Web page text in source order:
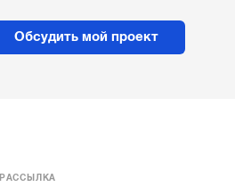
Обсудить мой проект
РАССЫЛКА